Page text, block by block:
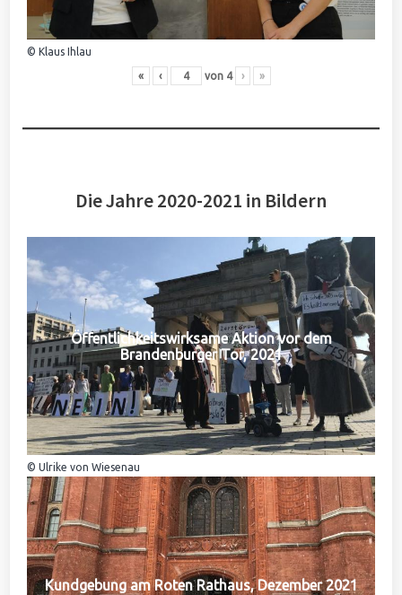
© Klaus Ihlau
« ‹ von 4 › »
Die Jahre 2020-2021 in Bildern
Öffentlichkeitswirksame Aktion vor dem
Brandenburger Tor, 2021
© Ulrike von Wiesenau
Kundgebung am Roten Rathaus, Dezember 2021